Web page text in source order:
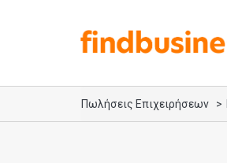
Πωλήσεις Επιχειρήσεων